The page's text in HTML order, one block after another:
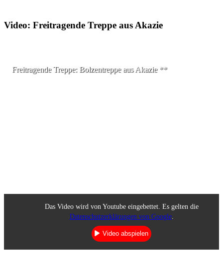
Video: Freitragende Treppe aus Akazie
Freitragende Treppe: Bolzentreppe aus Akazie **
Das Video wird von Youtube eingebettet. Es gelten die
Datenschutzerklärungen von Google.
Video abspielen